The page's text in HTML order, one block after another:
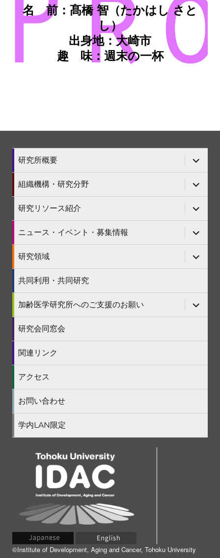
名 前：髙橋 智（たかはし さと
し）
出身地：大崎市
趣 味：週末の一杯
研究所概要
サ
ブ
メ
ニ
ュ
ー
を
展
開
組織機構・研究分野
サ
ブ
メ
ニ
ュ
ー
を
展
開
研究リソース紹介
サ
ブ
メ
ニ
ュ
ー
を
展
開
ニュース・イベント・募集情報
サ
ブ
メ
ニ
ュ
ー
開
研究領域
サ
ブ
メ
ー
を
展
開
共同利用・共同研究
加齢医学研究所へのご支援のお願い
サ
ブ
メ
ー
開
研究会同窓会
関連リンク
アクセス
お問い合わせ
学内LAN限定
©Institute of Development, Aging and Cancer, Tohoku University